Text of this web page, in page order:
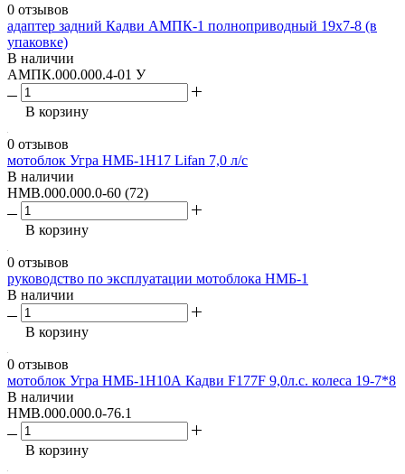
0 отзывов
адаптер задний Кадви АМПК-1 полноприводный 19х7-8 (в
упаковке)
В наличии
АМПК.000.000.4-01 У
В корзину
0 отзывов
мотоблок Угра НМБ-1Н17 Lifan 7,0 л/с
В наличии
НМВ.000.000.0-60 (72)
В корзину
0 отзывов
руководство по эксплуатации мотоблока НМБ-1
В наличии
В корзину
0 отзывов
мотоблок Угра НМБ-1Н10А Кадви F177F 9,0л.с. колеса 19-7*8
В наличии
НМВ.000.000.0-76.1
В корзину